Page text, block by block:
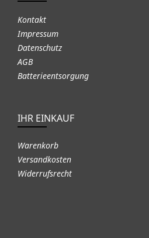
Kontakt
Impressum
Datenschutz
AGB
Batterieentsorgung
IHR EINKAUF
Warenkorb
Versandkosten
Widerrufsrecht